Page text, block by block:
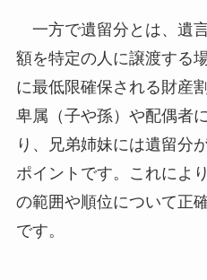
一方で遺留分とは、遺
額を特定の人に譲渡する
に最低限確保される財産
卑属（子や孫）や配偶者
り、兄弟姉妹には遺留分
ポイントです。これによ
の範囲や順位について正
です。